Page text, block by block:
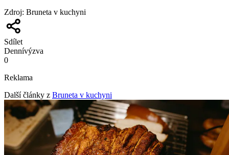
Zdroj: Bruneta v kuchyni
Sdílet
Dennívýzva
0
Reklama
Další články z Bruneta v kuchyni